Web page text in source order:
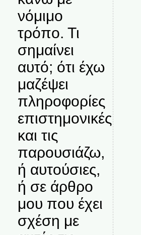
νόμιμο
τρόπο. Τι
σημαίνει
αυτό; ότι έχω
μαζέψει
πληροφορίες
επιστημονικές
και τις
παρουσιάζω,
ή αυτούσιες,
ή σε άρθρο
μου που έχει
σχέση με